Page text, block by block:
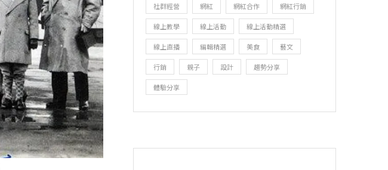
社群經營 網紅 網紅合作 網紅行銷
線上教學 線上活動 線上活動精選
線上直播 編輯精選 美食 藝文
行銷 親子 設計 趨勢分享
體驗分享